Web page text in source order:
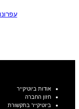
אודות ביוטיקייר
חזון החברה
ביוטיקייר בתקשורת